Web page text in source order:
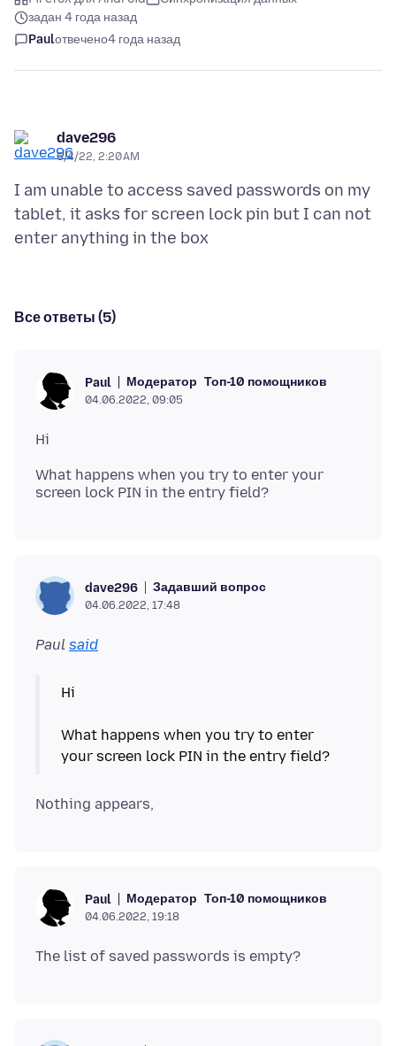
задан 4 года назад
Paulотвечено4 года назад
dave296
6/4/22, 2:20 AM
I am unable to access saved passwords on my
tablet, it asks for screen lock pin but I can not
Все ответы (5)
Paul Модератор Топ-10 помощников
04.06.2022, 09:05
What happens when you try to enter your
dave296 Задавший вопрос
04.06.2022, 17:48
Paul said
Hi
What happens when you try to enter
Paul Модератор Топ-10 помощников
04.06.2022, 19:18